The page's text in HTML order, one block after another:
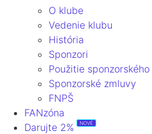
O klube
Vedenie klubu
História
Sponzori
Použitie sponzorského
Sponzorské zmluvy
FNPŠ
FANzóna
Darujte 2%
NOVÉ